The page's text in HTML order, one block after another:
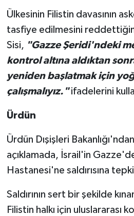
Ülkesinin Filistin davasının
tasfiye edilmesini
Sisi, "Gazze Şeridi'ndeki
kontrol altına aldıktan
yeniden başlatmak için
çalışmalıyız."ifadelerini
Ürdün
Ürdün Dışişleri Bakanlığı'ndan
açıklamada, İsrail'in
Hastanesi'ne saldırısına
Saldırının sert bir şekilde
Filistin halkı için uluslararası